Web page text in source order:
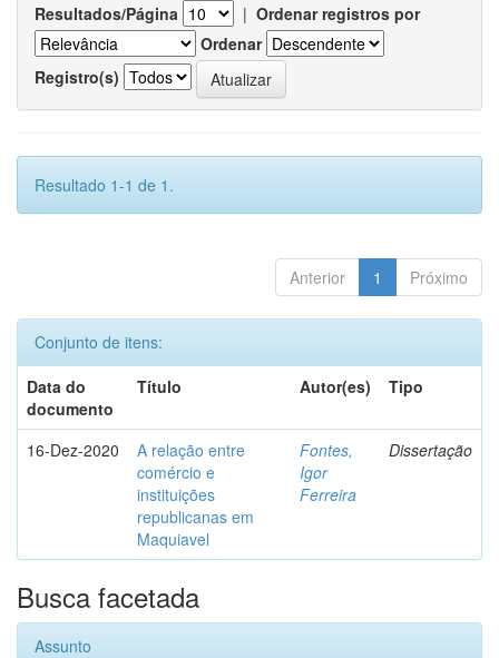
Resultados/Página | Ordenar registros por
Ordenar
Registro(s)
Resultado 1-1 de 1.
Anterior 1 Próximo
Conjunto de itens:
Data do
documento
Título Autor(es) Tipo
16-Dez-2020
A relação entre
comércio e
instituições
republicanas em
Maquiavel
Fontes,
Igor
Ferreira
Dissertação
Busca facetada
Assunto